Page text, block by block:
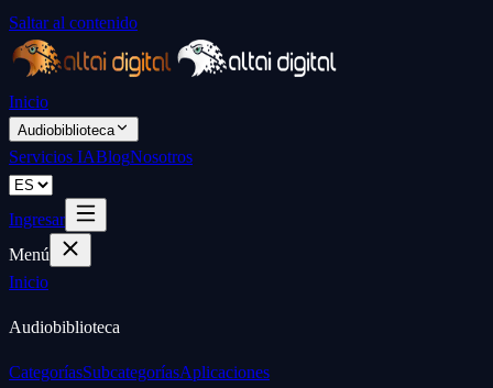
Saltar al contenido
Inicio
Audiobiblioteca
Servicios IABlogNosotros
Ingresar
Menú
Inicio
Audiobiblioteca
CategoríasSubcategoríasAplicaciones